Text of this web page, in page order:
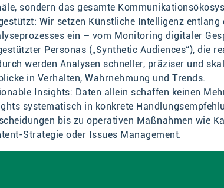
sondern das gesamte
Wir setzen Künstliche Intelligenz entlang
ein – vom Monitoring digitaler
Personas („Synthetic Audiences“), die
werden Analysen schneller, präziser und
in Verhalten, Wahrnehmung und Trends.
Insights: Daten allein schaffen keinen
systematisch in konkrete
bis zu operativen Maßnahmen wie
Strategie oder Issues Management.